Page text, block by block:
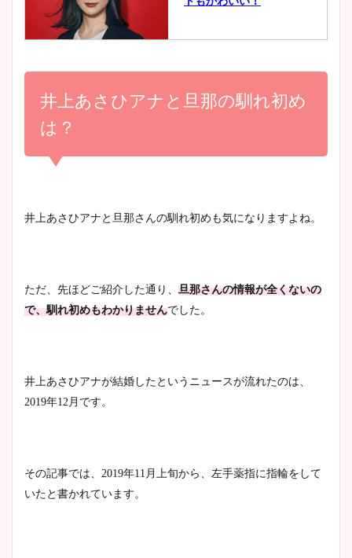
とめ！美脚や水着姿に年齢も
宇賀神メグアナのニット画像
池谷実悠アナのメガネ画像が
小室瑛莉子のカップ画像まと
め！足が美脚でニット衣装も
かわいい！
wikiプロフもチェック！
大家彩香アナのかわいいカッ
プ画像まとめ！同期や実家に
井上あさひアナと旦那の馴れ初め
は？
井上あさひアナと旦那さんの馴れ初めも気になりますよね。
ただ、先ほどご紹介した通り、 旦那さんの情報が全くないの
で、馴れ初めもわかりませんでした。
井上あさひアナが結婚したというニュースが流れたのは、
2019年12月です。
その記事では、2019年11月上旬から、左手薬指に指輪をして
いたと書かれています。